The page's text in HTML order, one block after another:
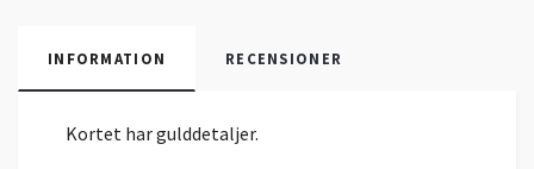
INFORMATION RECENSIONER
Kortet har gulddetaljer.